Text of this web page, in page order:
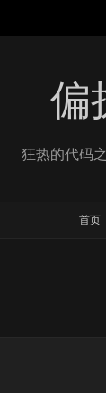
偏
狂热的代码
首页